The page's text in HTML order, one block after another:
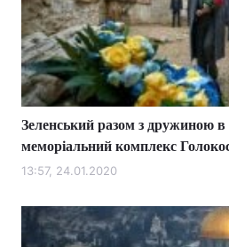
Зеленський разом з дружиною в
меморіальний комплекс
13:57, 24.01.2020